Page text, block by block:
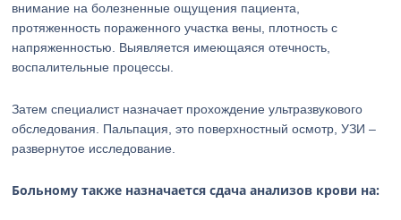
внимание на болезненные ощущения пациента,
протяженность пораженного участка вены, плотность с
напряженностью. Выявляется имеющаяся отечность,
воспалительные процессы.
Затем специалист назначает прохождение ультразвукового
обследования. Пальпация, это поверхностный осмотр, УЗИ –
развернутое исследование.
Больному также назначается сдача анализов крови на: